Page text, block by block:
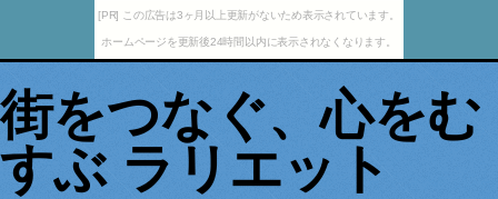
[PR] この広告は3ヶ月以上更新がないため表示されています。
ホームページを更新後24時間以内に表示されなくなります。
街をつなぐ、心をむ
すぶ ラリエット